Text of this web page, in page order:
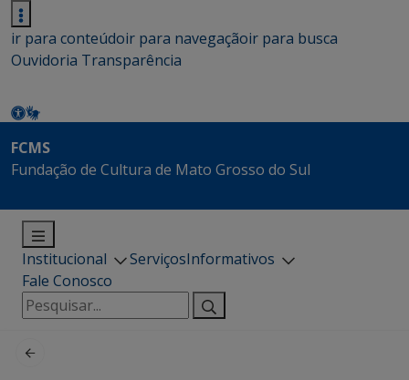
ir para conteúdoir para navegaçãoir para busca
Ouvidoria Transparência
FCMS
Fundação de Cultura de Mato Grosso do Sul
Institucional ServiçosInformativos
Fale Conosco
Pesquisar
por: